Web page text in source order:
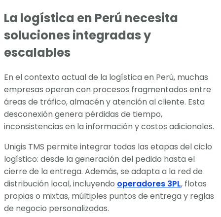
La logística en Perú necesita
soluciones integradas y
escalables
En el contexto actual de la logística en Perú, muchas
empresas operan con procesos fragmentados entre
áreas de tráfico, almacén y atención al cliente. Esta
desconexión genera pérdidas de tiempo,
inconsistencias en la información y costos adicionales.
Unigis TMS permite integrar todas las etapas del ciclo
logístico: desde la generación del pedido hasta el
cierre de la entrega. Además, se adapta a la red de
distribución local, incluyendo operadores 3PL, flotas
propias o mixtas, múltiples puntos de entrega y reglas
de negocio personalizadas.